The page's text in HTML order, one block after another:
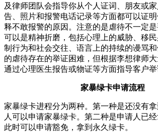
及律师团队会指导你从个人证词、朋友或
告、照片和报警电话记录等方面都可以证
释不敢报警的原因。注意的是虐待不一定是
可以是精神折磨，包括心理上的威胁、移
制行为和社会交往、语言上的持续的谩骂
的虐待存在的举证困难，但根据李想律师
通过心理医生报告或物证等方面指导客户举
家暴绿卡申请流程
家暴绿卡进程分为两种。第一种是还没有
人可以申请家暴绿卡。第二种是申请人已经
此时可以申请豁免，拿到永久绿卡。